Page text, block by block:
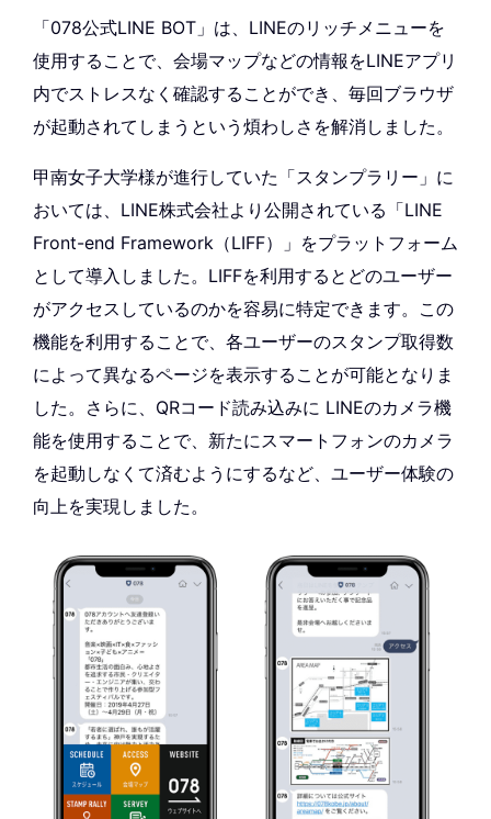
「078公式LINE BOT」は、LINEのリッチメニューを
使用することで、会場マップなどの情報をLINEアプリ
内でストレスなく確認することができ、毎回ブラウザ
が起動されてしまうという煩わしさを解消しました。
甲南女子大学様が進行していた「スタンプラリー」に
おいては、LINE株式会社より公開されている「LINE
Front-end Framework（LIFF）」をプラットフォーム
として導入しました。LIFFを利用するとどのユーザー
がアクセスしているのかを容易に特定できます。この
機能を利用することで、各ユーザーのスタンプ取得数
によって異なるページを表示することが可能となりま
した。さらに、QRコード読み込みに LINEのカメラ機
能を使用することで、新たにスマートフォンのカメラ
を起動しなくて済むようにするなど、ユーザー体験の
向上を実現しました。